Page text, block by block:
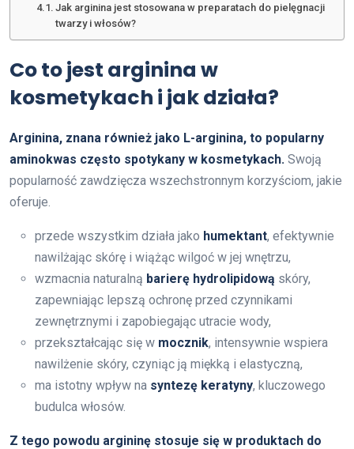
Jak arginina jest stosowana w preparatach do pielęgnacji
twarzy i włosów?
Co to jest arginina w
kosmetykach i jak działa?
Arginina, znana również jako L-arginina, to popularny
aminokwas często spotykany w kosmetykach. Swoją
popularność zawdzięcza wszechstronnym korzyściom, jakie
oferuje.
przede wszystkim działa jako humektant, efektywnie
nawilżając skórę i wiążąc wilgoć w jej wnętrzu,
wzmacnia naturalną barierę hydrolipidową skóry,
zapewniając lepszą ochronę przed czynnikami
zewnętrznymi i zapobiegając utracie wody,
przekształcając się w mocznik, intensywnie wspiera
nawilżenie skóry, czyniąc ją miękką i elastyczną,
ma istotny wpływ na syntezę keratyny, kluczowego
budulca włosów.
Z tego powodu argininę stosuje się w produktach do